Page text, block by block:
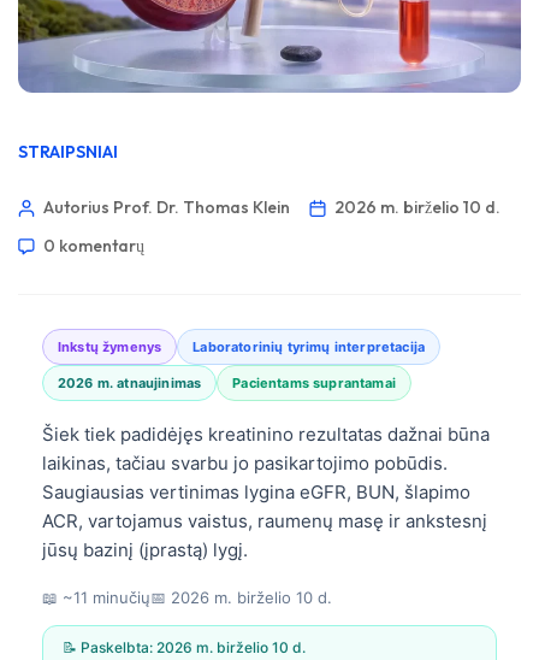
STRAIPSNIAI
Autorius Prof. Dr. Thomas Klein
2026 m. birželio 10 d.
0 komentarų
Inkstų žymenys Laboratorinių tyrimų interpretacija
2026 m. atnaujinimas Pacientams suprantamai
Šiek tiek padidėjęs kreatinino rezultatas dažnai būna
laikinas, tačiau svarbu jo pasikartojimo pobūdis.
Saugiausias vertinimas lygina eGFR, BUN, šlapimo
ACR, vartojamus vaistus, raumenų masę ir ankstesnį
jūsų bazinį (įprastą) lygį.
📖 ~11 minučių📅 2026 m. birželio 10 d.
📝 Paskelbta: 2026 m. birželio 10 d.